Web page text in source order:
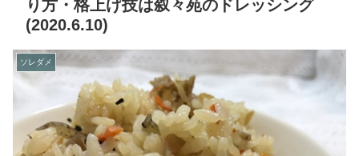
り方・格上げ技は叙々苑のドレッシング
(2020.6.10)
ソレダメ